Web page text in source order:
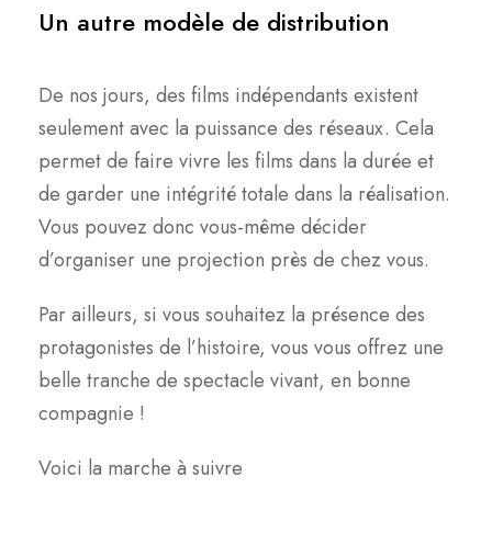
Un autre modèle de distribution
De nos jours, des films indépendants existent
seulement avec la puissance des réseaux. Cela
permet de faire vivre les films dans la durée et
de garder une intégrité totale dans la réalisation.
Vous pouvez donc vous-même décider
d’organiser une projection près de chez vous.
Par ailleurs, si vous souhaitez la présence des
protagonistes de l’histoire, vous vous offrez une
belle tranche de spectacle vivant, en bonne
compagnie !
Voici la marche à suivre